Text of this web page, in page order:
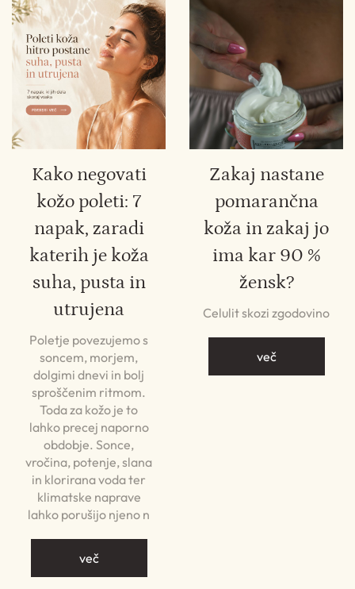
Kako negovati
kožo poleti: 7
napak, zaradi
katerih je koža
suha, pusta in
utrujena
Poletje povezujemo s
soncem, morjem,
dolgimi dnevi in bolj
sproščenim ritmom.
Toda za kožo je to
lahko precej naporno
obdobje. Sonce,
vročina, potenje, slana
in klorirana voda ter
klimatske naprave
lahko porušijo njeno n
več
Zakaj nastane
pomarančna
koža in zakaj jo
ima kar 90 %
žensk?
Celulit skozi zgodovino
več